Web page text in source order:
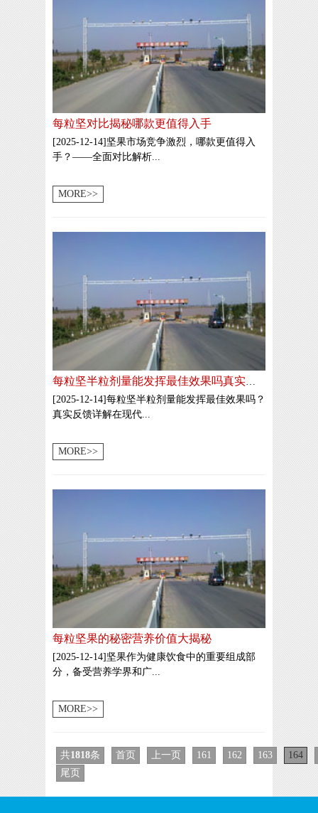
每粒坚对比揭秘哪款更值得入手
[2025-12-14]坚果市场竞争激烈，哪款更值得入
手？——全面对比解析...
MORE>>
[2025-12-14]每粒坚半粒剂量能发挥最佳效果吗？
真实反馈详解在现代...
MORE>>
每粒坚果的秘密营养价值大揭秘
[2025-12-14]坚果作为健康饮食中的重要组成部
分，备受营养学界和广...
MORE>>
共1818条 首页 上一页 161 162 163
164
尾页